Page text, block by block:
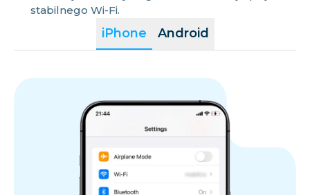
iPhone Android
stabilnego Wi-Fi.